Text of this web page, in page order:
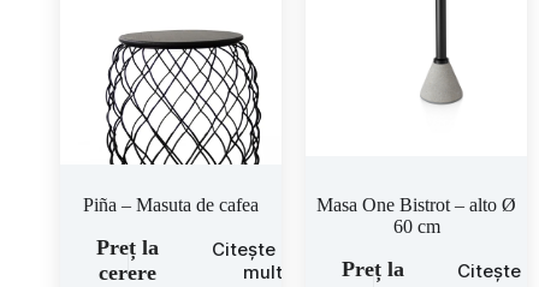
Piña – Masuta de cafea
Preț la
cerere
Citește mai
mult
Masa One Bistrot – alto Ø
60 cm
Preț la
Citește